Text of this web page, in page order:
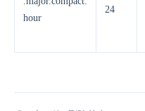
hour
24